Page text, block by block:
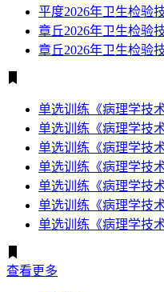
平度2026年卫生检验
章丘2026年卫生检验
章丘2026年卫生检验
单选训练《病理学技
单选训练《病理学技
单选训练《病理学技
单选训练《病理学技
单选训练《病理学技
单选训练《病理学技
单选训练《病理学技
查看更多